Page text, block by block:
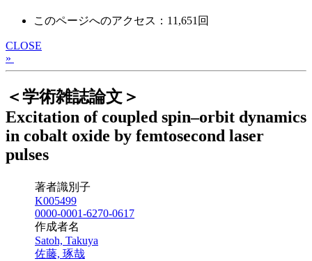
このページへのアクセス：11,651回
CLOSE
»
＜学術雑誌論文＞
Excitation of coupled spin–orbit dynamics
in cobalt oxide by femtosecond laser
pulses
著者識別子
K005499
0000-0001-6270-0617
作成者名
Satoh, Takuya
佐藤, 琢哉